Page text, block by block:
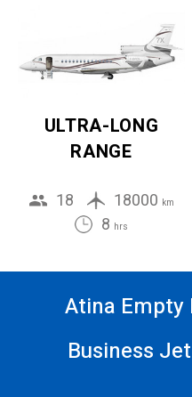
ULTRA-LONG
RANGE
18 18000 km
8 hrs
Atina Empty
Business